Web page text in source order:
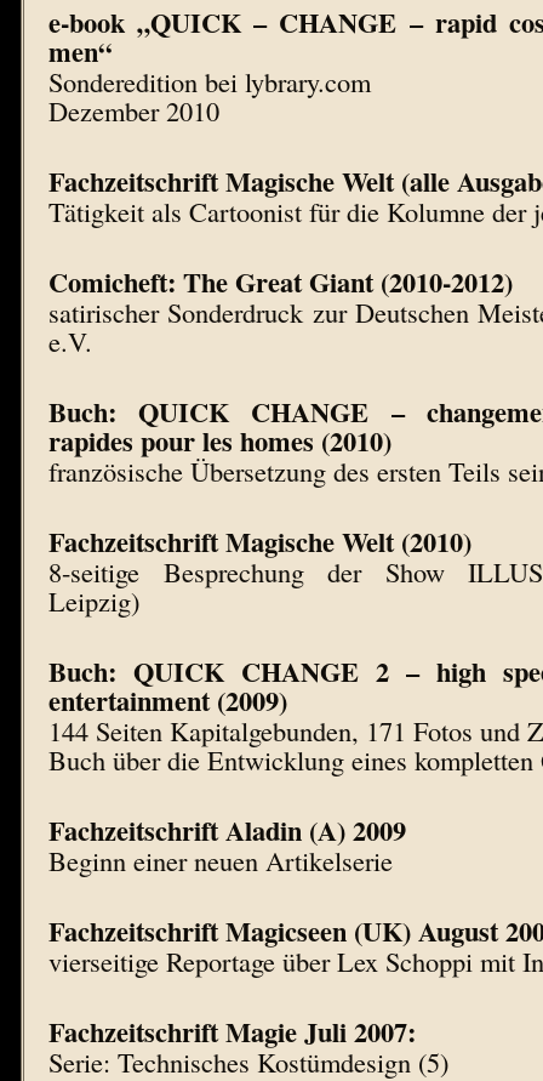
e-book „QUICK – CHANGE – rapid
men“
Sonderedition bei lybrary.com
Dezember 2010
Fachzeitschrift Magische Welt (alle
Tätigkeit als Cartoonist für die Kolumne der
Comicheft: The Great Giant (2010-2012)
satirischer Sonderdruck zur Deutschen
e.V.
Buch: QUICK CHANGE –
rapides pour les homes (2010)
französische Übersetzung des ersten Teils
Fachzeitschrift Magische Welt (2010)
8-seitige Besprechung der Show
Leipzig)
Buch: QUICK CHANGE 2 – high
entertainment (2009)
144 Seiten Kapitalgebunden, 171 Fotos und
Buch über die Entwicklung eines
Fachzeitschrift Aladin (A) 2009
Beginn einer neuen Artikelserie
Fachzeitschrift Magicseen (UK) August
vierseitige Reportage über Lex Schoppi mit
Fachzeitschrift Magie Juli 2007:
Serie: Technisches Kostümdesign (5)